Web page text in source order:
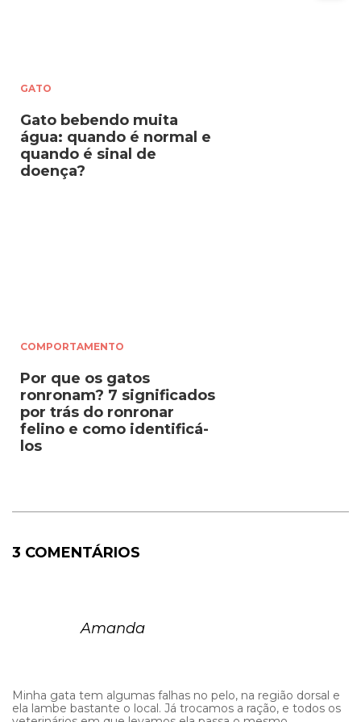
GATO
Gato bebendo muita
água: quando é normal e
quando é sinal de
doença?
COMPORTAMENTO
Por que os gatos
ronronam? 7 significados
por trás do ronronar
felino e como identificá-
los
3 COMENTÁRIOS
Amanda
Minha gata tem algumas falhas no pelo, na região dorsal e
ela lambe bastante o local. Já trocamos a ração, e todos os